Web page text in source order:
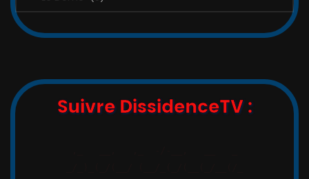
Catégories
Suivre DissidenceTV :